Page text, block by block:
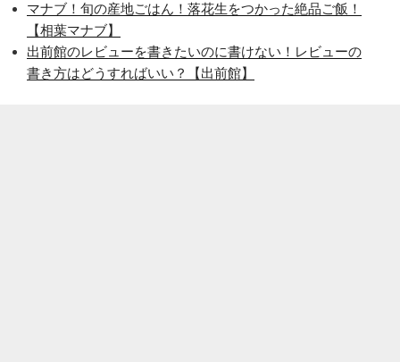
マナブ！旬の産地ごはん！落花生をつかった絶品ご飯！
【相葉マナブ】
出前館のレビューを書きたいのに書けない！レビューの
書き方はどうすればいい？【出前館】